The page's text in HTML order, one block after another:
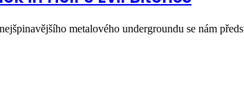
metalového undergroundu se nám